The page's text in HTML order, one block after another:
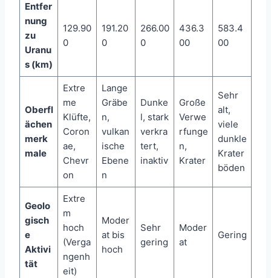
Entfer
nung
zu
Uranu
s (km)
129.90
0
191.20
0
266.00
0
436.3
00
583.4
00
Oberfl
ächen
merk
male
Extre
me
Klüfte,
Coron
ae,
Chevr
on
Lange
Gräbe
n,
vulkan
ische
Ebene
n
Dunke
l, stark
verkra
tert,
inaktiv
Große
Verwe
rfunge
n,
Krater
Sehr
alt,
viele
dunkle
Krater
böden
Geolo
gisch
e
Aktivi
tät
Extre
m
hoch
(Verga
ngenh
eit)
Moder
at bis
hoch
Sehr
gering
Moder
at
Gering